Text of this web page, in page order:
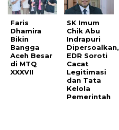
Faris
Dhamira
Bikin
Bangga
Aceh Besar
di MTQ
XXXVII
SK Imum
Chik Abu
Indrapuri
Dipersoalkan,
EDR Soroti
Cacat
Legitimasi
dan Tata
Kelola
Pemerintah